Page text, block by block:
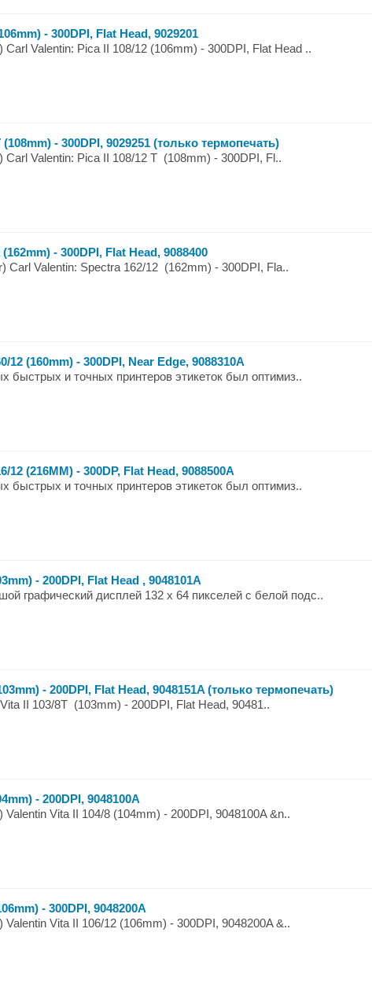
- 300DPI, Flat Head, 9029201
Valentin: Pica II 108/12 (106mm) - 300DPI, Flat Head ..
- 300DPI, 9029251 (только термопечать)
Valentin: Pica II 108/12 T (108mm) - 300DPI, Fl..
- 300DPI, Flat Head, 9088400
Carl Valentin: Spectra 162/12 (162mm) - 300DPI, Fla..
12 (160mm) - 300DPI, Near Edge, 9088310A
быстрых и точных принтеров этикеток был оптимиз..
12 (216ММ) - 300DP, Flat Head, 9088500A
быстрых и точных принтеров этикеток был оптимиз..
- 200DPI, Flat Head , 9048101A
графический дисплей 132 х 64 пикселей с белой подс..
- 200DPI, Flat Head, 9048151A (только термопечать)
II 103/8T (103mm) - 200DPI, Flat Head, 90481..
- 200DPI, 9048100A
Vita II 104/8 (104mm) - 200DPI, 9048100A &n..
- 300DPI, 9048200A
Vita II 106/12 (106mm) - 300DPI, 9048200A &..